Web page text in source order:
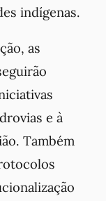
indígenas.
as
e à
Também